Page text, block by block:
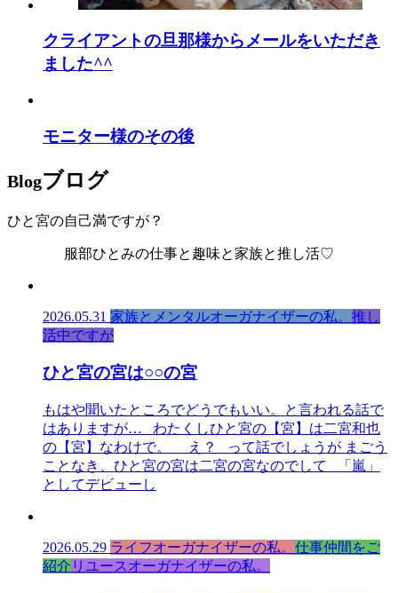
クライアントの旦那様からメールをいただき
ました^^
モニター様のその後
Blogブログ
ひと宮の自己満ですが？
服部ひとみの仕事と趣味と家族と推し活♡
2026.05.31 家族とメンタルオーガナイザーの私。 推し
活中ですが
ひと宮の宮は○○の宮
もはや聞いたところでどうでもいい。と言われる話で
はありますが… わたくしひと宮の【宮】は二宮和也
の【宮】なわけで。 え？ って話でしょうが まごう
ことなき、ひと宮の宮は二宮の宮なのでして 「嵐」
としてデビューし
2026.05.29 ライフオーガナイザーの私。 仕事仲間をご
紹介 リユースオーガナイザーの私。